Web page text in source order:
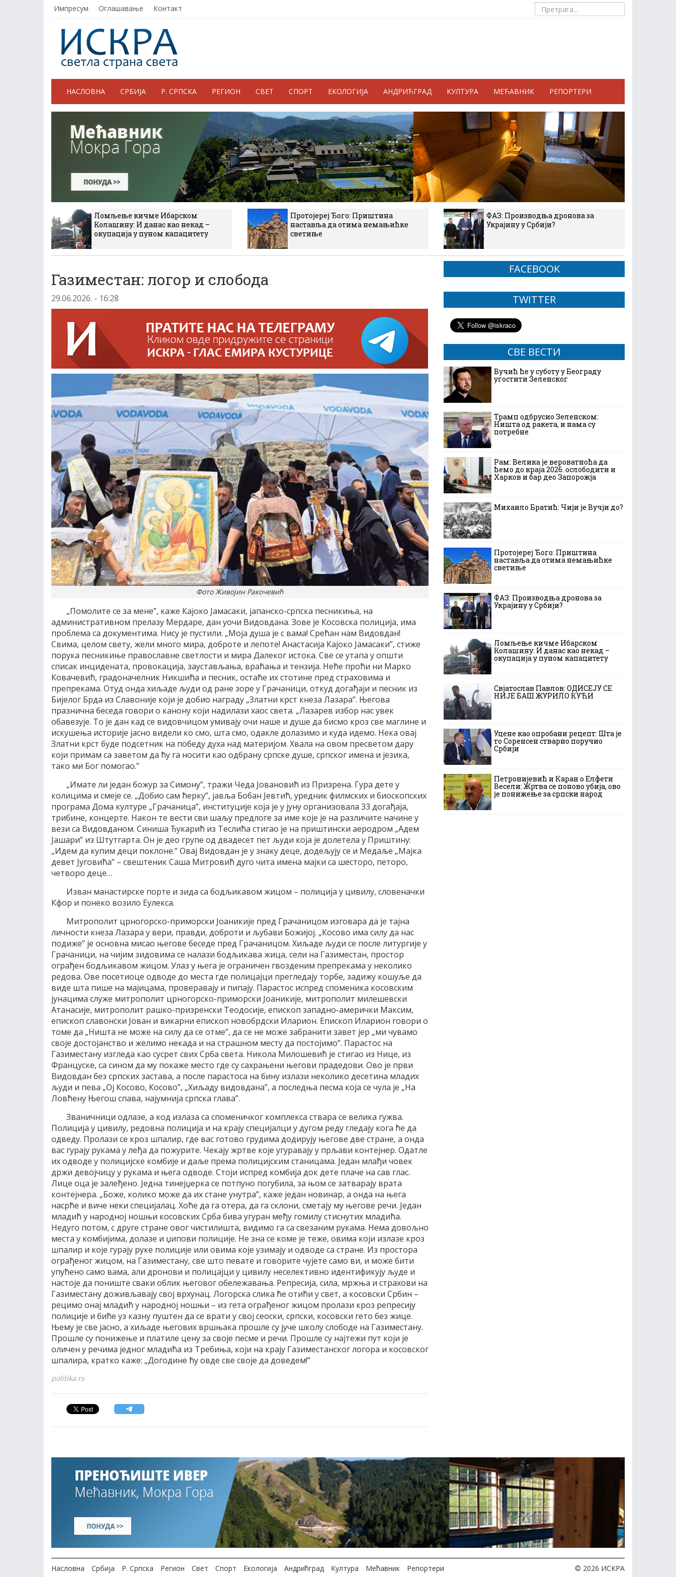
Импресум Оглашавање Контакт
НАСЛОВНА СРБИЈА Р. СРПСКА РЕГИОН СВЕТ СПОРТ ЕКОЛОГИЈА АНДРИЋГРАД КУЛТУРА МЕЋАВНИК РЕПОРТЕРИ
Ломљење кичме Ибарском
Колашину: И данас као некад –
окупација у пуном капацитету
Протојереј Ђого: Приштина
наставља да отима немањићке
светиње
ФАЗ: Производња дронова за
Украјину у Србији?
Газиместан: логор и слобода
29.06.2026. - 16:28
Фото Живојин Ракочевић
„Помолите се за мене”, каже Кајоко Јамасаки, јапанско-српска песникиња, на
административном прелазу Мердаре, дан уочи Видовдана. Зове је Косовска полиција, има
проблема са документима. Нису је пустили. „Моја душа је с вама! Срећан нам Видовдан!
Свима, целом свету, жели много мира, доброте и лепоте! Анастасија Кајоко Јамасаки”, стиже
порука песникиње православне светлости и мира Далеког истока. Све се утапа у општи
списак инцидената, провокација, заустављања, враћања и тензија. Неће проћи ни Марко
Ковачевић, градоначелник Никшића и песник, остаће их стотине пред страховима и
препрекама. Отуд онда хиљаде људи од ране зоре у Грачаници, откуд догађаји и песник из
Бијелог Брда из Славоније који је добио награду „Златни крст кнеза Лазара”. Његова
празнична беседа говори о канону који надилази хаос света. „Лазарев избор нас увек
обавезује. То је дан кад се видовчицом умивају очи наше и душе да бисмо кроз све маглине и
искушења историје јасно видели ко смо, шта смо, одакле долазимо и куда идемо. Нека овај
Златни крст буде подсетник на победу духа над материјом. Хвала на овом пресветом дару
који примам са заветом да ћу га носити као одбрану српске душе, српског имена и језика,
тако ми Бог помогао.”
„Имате ли један божур за Симону”, тражи Чеда Јовановић из Призрена. Гура дете у
колицима и смеје се. „Добио сам ћерку”, јавља Бобан Јевтић, уредник филмских и биоскопских
програма Дома културе „Грачаница”, институције која је у јуну организовала 33 догађаја,
трибине, концерте. Након те вести сви шаљу предлоге за име које је на различите начине у
вези са Видовданом. Синиша Ђукарић из Теслића стигао је на приштински аеродром „Адем
Јашари” из Штутгарта. Он је део групе од двадесет пет људи која је долетела у Приштину:
„Идем да купим деци поклоне.” Овај Видовдан је у знаку деце, додељују се и Медаље „Мајка
девет Југовића” – свештеник Саша Митровић дуго чита имена мајки са шесторо, петоро,
четворо деце…
Изван манастирске порте и зида са бодљикавом жицом – полиција у цивилу, словеначки
Кфор и понеко возило Еулекса.
Митрополит црногорско-приморски Јоаникије пред Грачаницом изговара да је тајна
личности кнеза Лазара у вери, правди, доброти и љубави Божијој. „Косово има силу да нас
подиже” је основна мисао његове беседе пред Грачаницом. Хиљаде људи се после литургије у
Грачаници, на чијим зидовима се налази бодљикава жица, сели на Газиместан, простор
ограђен бодљикавом жицом. Улаз у њега је ограничен гвозденим препрекама у неколико
редова. Ове посетиоце одводе до места где полицајци прегледају торбе, задижу кошуље да
виде шта пише на мајицама, проверавају и пипају. Парастос испред споменика косовским
јунацима служе митрополит црногорско-приморски Јоаникије, митрополит милешевски
Атанасије, митрополит рашко-призренски Теодосије, епископ западно-амерички Максим,
епископ славонски Јован и викарни епископ новобрдски Иларион. Епископ Иларион говори о
томе да „Ништа не може на силу да се отме”, да се не може забранити завет јер „ми чувамо
своје достојанство и желимо некада и на страшном месту да постојимо”. Парастос на
Газиместану изгледа као сусрет свих Срба света. Никола Милошевић је стигао из Нице, из
Француске, са сином да му покаже место где су сахрањени његови прадедови. Ово је први
Видовдан без српских застава, а после парастоса на бину излази неколико десетина младих
људи и пева „Ој Косово, Косово”, „Хиљаду видовдана”, а последња песма која се чула је „На
Ловћену Његош спава, најумнија српска глава”.
Званичници одлазе, а код излаза са споменичког комплекса ствара се велика гужва.
Полиција у цивилу, редовна полиција и на крају специјалци у дугом реду гледају кога ће да
одведу. Пролази се кроз шпалир, где вас готово грудима додирују његове две стране, а онда
вас гурају рукама у леђа да пожурите. Чекају жртве које угуравају у прљави контејнер. Одатле
их одводе у полицијске комбије и даље према полицијским станицама. Један млађи човек
држи девојчицу у рукама и њега одводе. Стоји испред комбија док дете плаче на сав глас.
Лице оца је залеђено. Једна тинејџерка се потпуно погубила, за њом се затварају врата
контејнера. „Боже, колико може да их стане унутра”, каже један новинар, а онда на њега
насрће и виче неки специјалац. Хоће да га отера, да га склони, сметају му његове речи. Један
младић у народној ношњи косовских Срба бива угуран међу гомилу стиснутих младића.
Недуго потом, с друге стране овог чистилишта, видимо га са свезаним рукама. Нема довољно
места у комбијима, долазе и џипови полиције. Не зна се коме је теже, овима који излазе кроз
шпалир и које гурају руке полиције или овима које узимају и одводе са стране. Из простора
ограђеног жицом, на Газиместану, све што певате и говорите чујете само ви, и може бити
упућено само вама, али дронови и полицајци у цивилу неселективно идентификују људе и
настоје да пониште сваки облик његовог обележавања. Репресија, сила, мржња и страхови на
Газиместану доживљавају свој врхунац. Логорска слика ће отићи у свет, а косовски Србин –
рецимо онај младић у народној ношњи – из гета ограђеног жицом пролази кроз репресију
полиције и биће уз казну пуштен да се врати у свој сеоски, српски, косовски гето без жице.
Њему је све јасно, а хиљаде његових вршњака прошле су јуче школу слободе на Газиместану.
Прошле су понижење и платиле цену за своје песме и речи. Прошле су најтежи пут који је
оличен у речима једног младића из Требиња, који на крају Газиместанског логора и косовског
шпалира, кратко каже: „Догодине ћу овде све своје да доведем!”
politika.rs
FACEBOOK
TWITTER
СВЕ ВЕСТИ
Вучић ће у суботу у Београду
угостити Зеленског
Трамп одбрусио Зеленском:
Ништа од ракета, и нама су
потребне
Рам: Велика је вероватноћа да
ћемо до краја 2026. ослободити и
Харков и бар део Запорожја
Михаило Братић: Чији је Вучји до?
Протојереј Ђого: Приштина
наставља да отима немањићке
светиње
ФАЗ: Производња дронова за
Украјину у Србији?
Ломљење кичме Ибарском
Колашину: И данас као некад –
окупација у пуном капацитету
Свјатослав Павлов: ОДИСЕЈУ СЕ
НИЈЕ БАШ ЖУРИЛО КУЋИ
Уцене као опробани рецепт: Шта је
то Соренсен стварно поручио
Србији
Петронијевић и Каран о Елфети
Весели: Жртва се поново убија, ово
је понижење за српски народ
Насловна Србија Р. Српска Регион Свет Спорт Екологија Андрићград Култура Мећавник Репортери © 2026 ИСКРА